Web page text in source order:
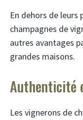
En dehors de leurs
champagnes de
autres avantages
grandes maisons.
Authenticité
Les vignerons de